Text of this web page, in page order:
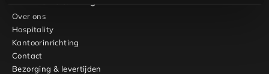
Over ons
Hospitality
Kantoorinrichting
Contact
Bezorging & levertijden